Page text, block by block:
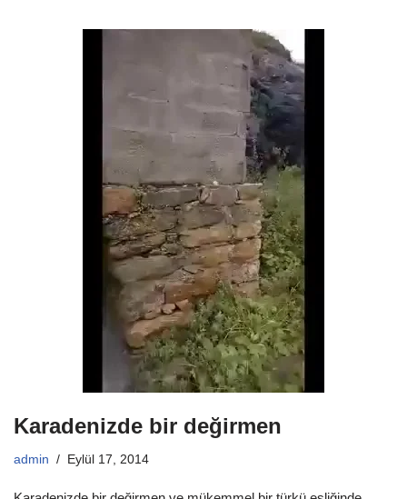
Karadenizde bir değirmen
admin Eylül 17, 2014